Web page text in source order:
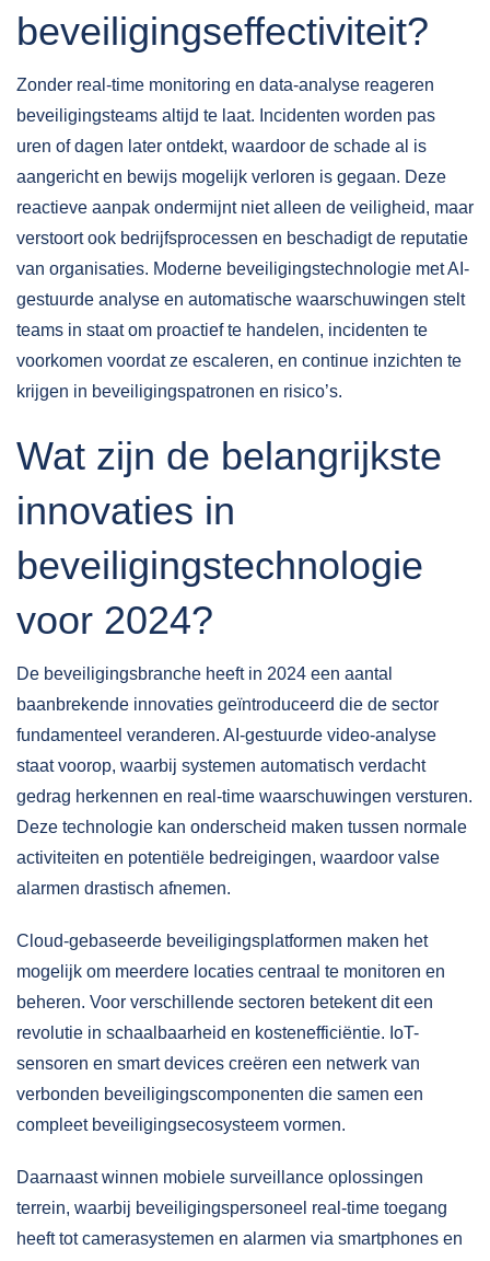
beveiligingseffectiviteit?
Zonder real-time monitoring en data-analyse reageren
beveiligingsteams altijd te laat. Incidenten worden pas
uren of dagen later ontdekt, waardoor de schade al is
aangericht en bewijs mogelijk verloren is gegaan. Deze
reactieve aanpak ondermijnt niet alleen de veiligheid, maar
verstoort ook bedrijfsprocessen en beschadigt de reputatie
van organisaties. Moderne beveiligingstechnologie met AI-
gestuurde analyse en automatische waarschuwingen stelt
teams in staat om proactief te handelen, incidenten te
voorkomen voordat ze escaleren, en continue inzichten te
krijgen in beveiligingspatronen en risico’s.
Wat zijn de belangrijkste
innovaties in
beveiligingstechnologie
voor 2024?
De beveiligingsbranche heeft in 2024 een aantal
baanbrekende innovaties geïntroduceerd die de sector
fundamenteel veranderen. AI-gestuurde video-analyse
staat voorop, waarbij systemen automatisch verdacht
gedrag herkennen en real-time waarschuwingen versturen.
Deze technologie kan onderscheid maken tussen normale
activiteiten en potentiële bedreigingen, waardoor valse
alarmen drastisch afnemen.
Cloud-gebaseerde beveiligingsplatformen maken het
mogelijk om meerdere locaties centraal te monitoren en
beheren. Voor verschillende sectoren betekent dit een
revolutie in schaalbaarheid en kostenefficiëntie. IoT-
sensoren en smart devices creëren een netwerk van
verbonden beveiligingscomponenten die samen een
compleet beveiligingsecosysteem vormen.
Daarnaast winnen mobiele surveillance oplossingen
terrein, waarbij beveiligingspersoneel real-time toegang
heeft tot camerasystemen en alarmen via smartphones en